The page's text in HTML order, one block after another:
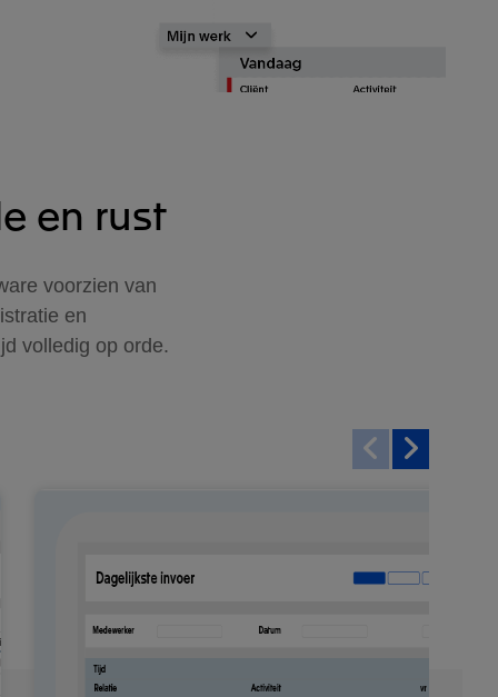
en rust
voorzien van
en
volledig op orde.